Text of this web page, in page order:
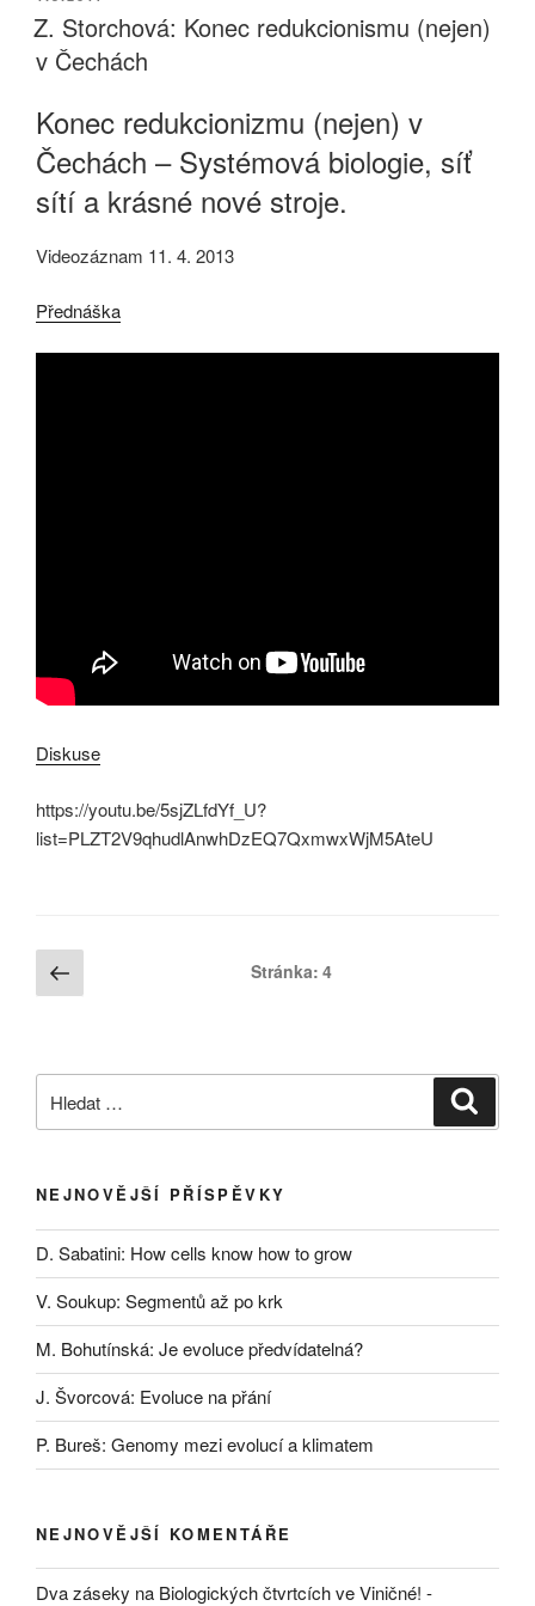
Z. Storchová: Konec redukcionismu (nejen)
v Čechách
Konec redukcionizmu (nejen) v
Čechách – Systémová biologie, síť
sítí a krásné nové stroje.
Videozáznam 11. 4. 2013
Přednáška
Diskuse
https://youtu.be/5sjZLfdYf_U?
list=PLZT2V9qhudlAnwhDzEQ7QxmwxWjM5AteU
Stránkování
příspěvků
Předchozí
stránka
Stránka:4
NEJNOVĚJŠÍ PŘÍSPĚVKY
D. Sabatini: How cells know how to grow
V. Soukup: Segmentů až po krk
M. Bohutínská: Je evoluce předvídatelná?
J. Švorcová: Evoluce na přání
P. Bureš: Genomy mezi evolucí a klimatem
NEJNOVĚJŠÍ KOMENTÁŘE
Dva záseky na Biologických čtvrtcích ve Viničné! -